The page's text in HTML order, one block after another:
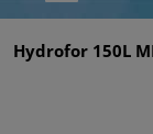
Hydrofor 150L